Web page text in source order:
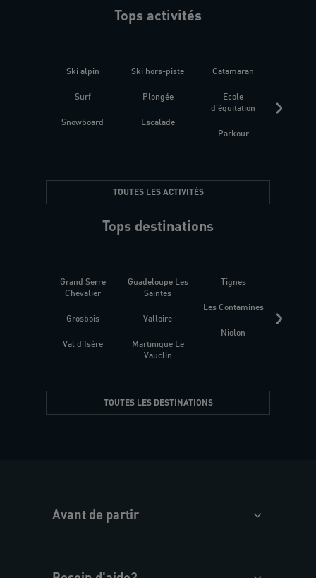
Tops activités
Ski alpin
Surf
Snowboard
Ski hors-piste
Plongée
Escalade
Catamaran
Ecole
d'équitation
Parkour
TOUTES LES ACTIVITÉS
Tops destinations
Grand Serre
Chevalier
Grosbois
Val d'Isère
Guadeloupe Les
Saintes
Valloire
Martinique Le
Vauclin
Tignes
Les Contamines
Niolon
TOUTES LES DESTINATIONS
Avant de partir